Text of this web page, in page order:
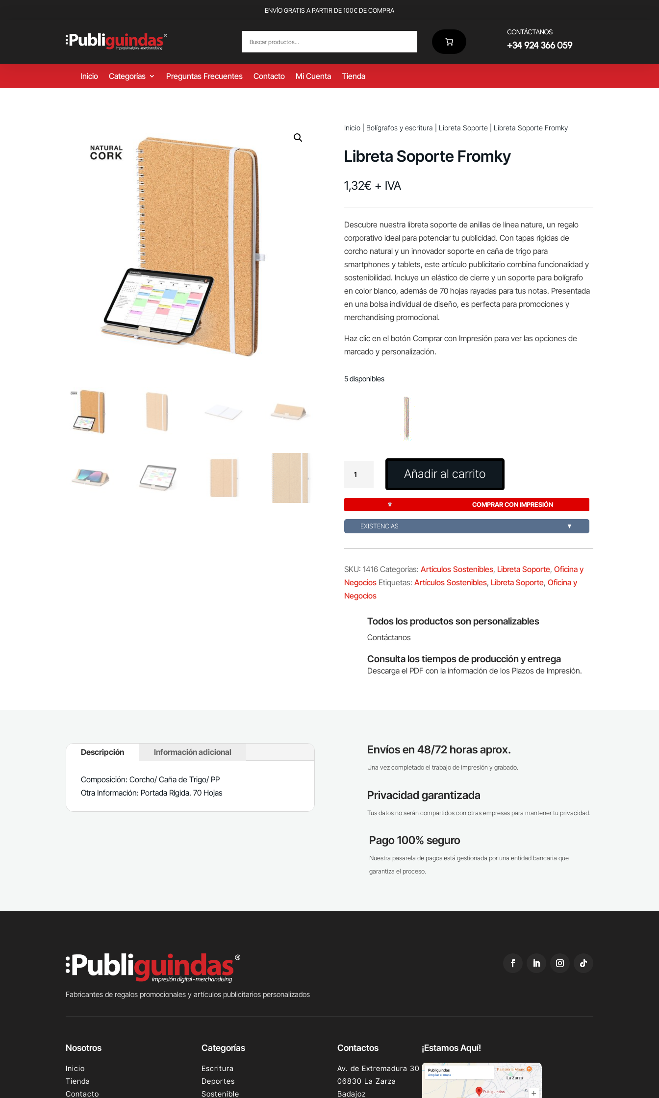
ENVÍO GRATIS A PARTIR DE 100€ DE COMPRA
CONTÁCTANOS
+34 924 366 059
Inicio Categorías Preguntas Frecuentes Contacto Mi Cuenta Tienda
Inicio| Bolígrafos y escritura Libreta Soporte| Libreta Soporte Fromky
Libreta Soporte Fromky
1,32€ + IVA
Descubre nuestra libreta soporte de anillas de línea nature, un regalo
corporativo ideal para potenciar tu publicidad. Con tapas rígidas de
corcho natural y un innovador soporte en caña de trigo para
smartphones y tablets, este artículo publicitario combina funcionalidad y
sostenibilidad. Incluye un elástico de cierre y un soporte para bolígrafo
en color blanco, además de 70 hojas rayadas para tus notas. Presentada
en una bolsa individual de diseño, es perfecta para promociones y
merchandising promocional.
Haz clic en el botón Comprar con Impresión para ver las opciones de
marcado y personalización.
5 disponibles
Soporte
Añadir al carrito
COMPRAR CON IMPRESIÓN
EXISTENCIAS ▼
SKU: 1416 Categorías: Artículos Sostenibles, Libreta Soporte, Oficina y
Negocios Etiquetas: Artículos Sostenibles, Libreta Soporte, Oficina y
Negocios
Todos los productos son personalizables
Contáctanos
Consulta los tiempos de producción y entrega
Descarga el PDF con la información de los Plazos de Impresión.
Descripción Información adicional
Composición: Corcho/ Caña de Trigo/ PP
Otra Información: Portada Rígida. 70 Hojas
Envíos en 48/72 horas aprox.
Una vez completado el trabajo de impresión y grabado.
Privacidad garantizada
Tus datos no serán compartidos con otras empresas para mantener tu privacidad.
Pago 100% seguro
Nuestra pasarela de pagos está gestionada por una entidad bancaria que
garantiza el proceso.
Fabricantes de regalos promocionales y artículos publicitarios personalizados
Nosotros
Inicio
Tienda
Contacto
Categorías
Escritura
Deportes
Sostenible
Contactos
Av. de Extremadura 30
06830 La Zarza
Badajoz
¡Estamos Aquí!